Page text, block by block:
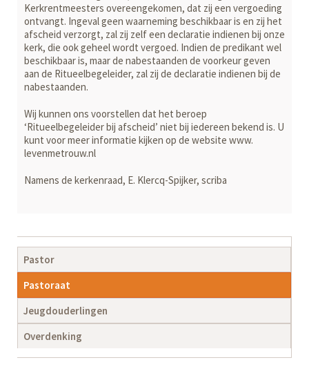
Kerkrentmeesters overeengekomen, dat zij een vergoeding
ontvangt. Ingeval geen waarneming beschikbaar is en zij het
afscheid verzorgt, zal zij zelf een declaratie indienen bij onze
kerk, die ook geheel wordt vergoed. Indien de predikant wel
beschikbaar is, maar de nabe­staanden de voorkeur geven
aan de Ritueelbegeleider, zal zij de declaratie indie­nen bij de
nabestaanden.
Wij kunnen ons voorstellen dat het beroep
‘Ritueelbegeleider bij afscheid’ niet bij iedereen bekend is. U
kunt voor meer informatie kijken op de website www.
levenmetrouw.nl
Namens de kerkenraad, E. Klercq-Spijker, scriba
Navigatie
overslaan
Pastor
Pastoraat
Jeugdouderlingen
Overdenking